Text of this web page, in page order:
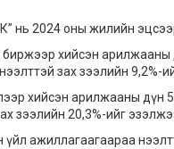
нь 2024 оны жилийн
хийсэн арилжааны
зах зээлийн 9,2%-
хийсэн арилжааны дүн
зээлийн 20,3%-ийг
ажиллагаагаараа